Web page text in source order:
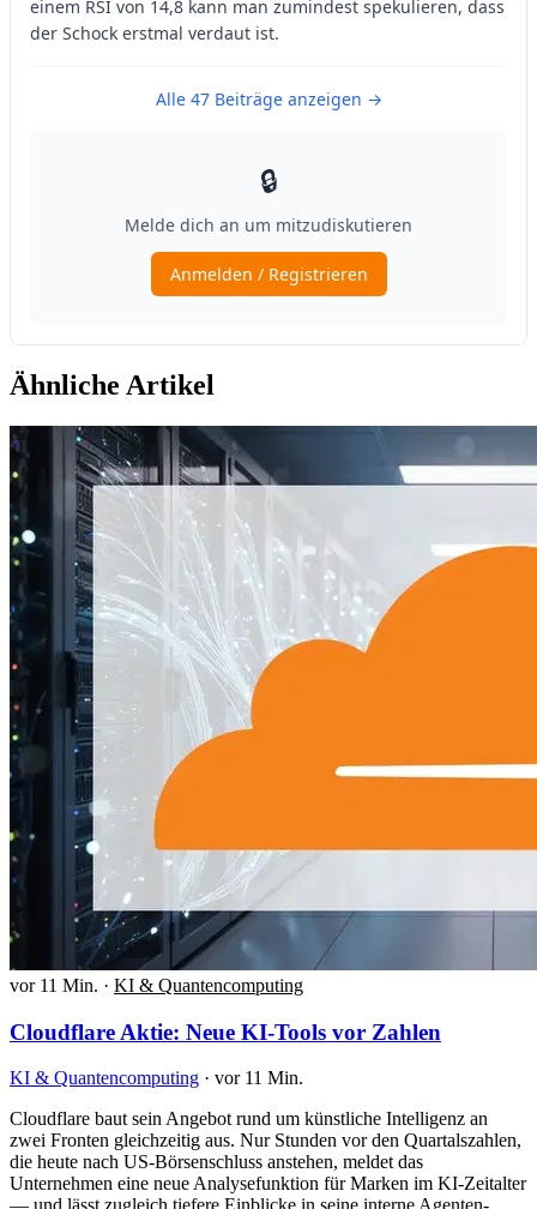
Ähnliche Artikel
vor 11 Min. · KI & Quantencomputing
Cloudflare Aktie: Neue KI-Tools vor Zahlen
KI & Quantencomputing · vor 11 Min.
Cloudflare baut sein Angebot rund um künstliche Intelligenz an
zwei Fronten gleichzeitig aus. Nur Stunden vor den Quartalszahlen,
die heute nach US-Börsenschluss anstehen, meldet das
Unternehmen eine neue Analysefunktion für Marken im KI-Zeitalter